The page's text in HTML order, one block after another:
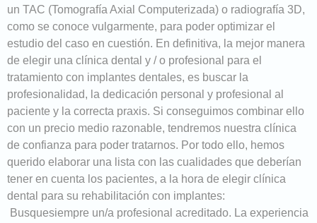
un TAC (Tomografía Axial Computerizada) o radiografía 3D,
como se conoce vulgarmente, para poder optimizar el
estudio del caso en cuestión. En definitiva, la mejor manera
de elegir una clínica dental y / o profesional para el
tratamiento con implantes dentales, es buscar la
profesionalidad, la dedicación personal y profesional al
paciente y la correcta praxis. Si conseguimos combinar ello
con un precio medio razonable, tendremos nuestra clínica
de confianza para poder tratarnos. Por todo ello, hemos
querido elaborar una lista con las cualidades que deberían
tener en cuenta los pacientes, a la hora de elegir clínica
dental para su rehabilitación con implantes:
Busquesiempre un/a profesional acreditado. La experiencia